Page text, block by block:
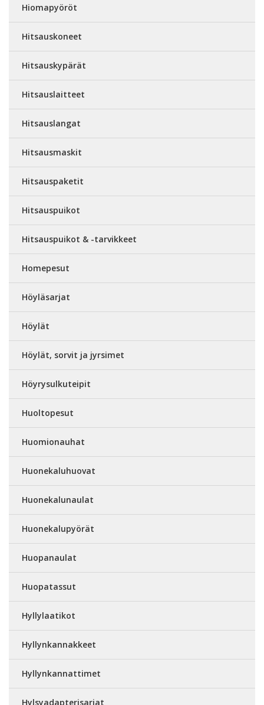
Hiomapyöröt
Hitsauskoneet
Hitsauskypärät
Hitsauslaitteet
Hitsauslangat
Hitsausmaskit
Hitsauspaketit
Hitsauspuikot
Hitsauspuikot & -tarvikkeet
Homepesut
Höyläsarjat
Höylät
Höylät, sorvit ja jyrsimet
Höyrysulkuteipit
Huoltopesut
Huomionauhat
Huonekaluhuovat
Huonekalunaulat
Huonekalupyörät
Huopanaulat
Huopatassut
Hyllylaatikot
Hyllynkannakkeet
Hyllynkannattimet
Hylsyadapterisarjat